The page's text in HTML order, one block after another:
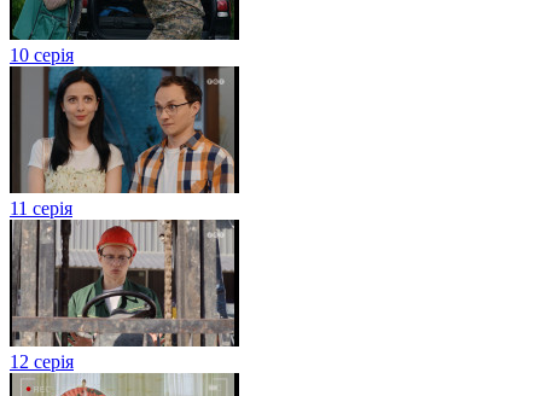
10 серія
11 серія
12 серія